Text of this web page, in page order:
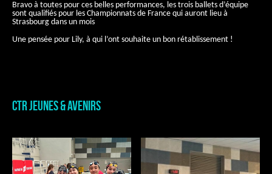
Bravo à toutes pour ces belles performances, les trois ballets d’équipe
sont qualifiés pour les Championnats de France qui auront lieu à
Strasbourg dans un mois
Une pensée pour Lily, à qui l’ont souhaite un bon rétablissement !
CTR JEUNES & AVENIRS